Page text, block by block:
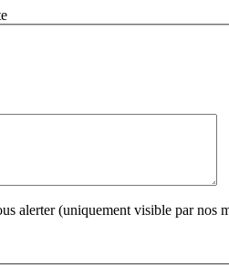
alerter (uniquement visible par nos